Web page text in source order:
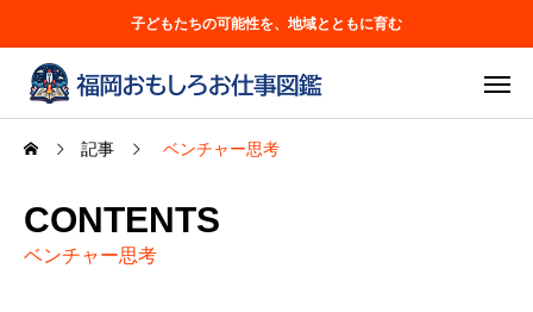
子どもたちの可能性を、地域とともに育む
記事 ベンチャー思考
CONTENTS
ベンチャー思考